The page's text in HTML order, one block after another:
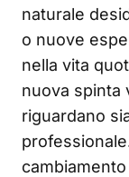
naturale
o nuove
nella vita
nuova spinta
riguardano